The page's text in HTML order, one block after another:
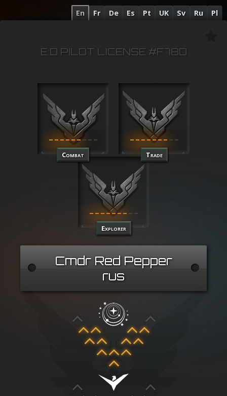
En Fr De Es Pt UK Sv Ru Pl
E:D PILOT LICENSE #F78D
Combat Trade
Explorer
Cmdr Red Pepper
rus